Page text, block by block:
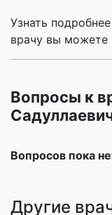
Узнать
врачу вы
Вопросы к
Вопросов пока
Другие